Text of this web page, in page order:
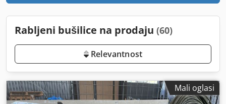
Rabljeni bušilice na prodaju (60)
Relevantnost
Mali oglasi